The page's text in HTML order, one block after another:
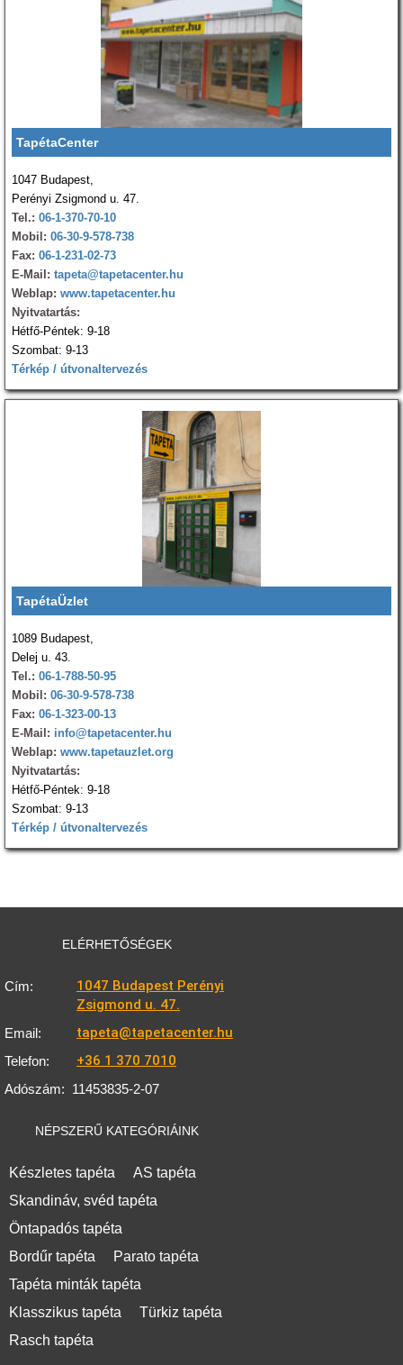
TapétaCenter
1047 Budapest,
Perényi Zsigmond u. 47.
Tel.: 06-1-370-70-10
Mobil: 06-30-9-578-738
Fax: 06-1-231-02-73
E-Mail: tapeta@tapetacenter.hu
Weblap: www.tapetacenter.hu
Nyitvatartás:
Hétfő-Péntek: 9-18
Szombat: 9-13
Térkép / útvonaltervezés
TapétaÜzlet
1089 Budapest,
Delej u. 43.
Tel.: 06-1-788-50-95
Mobil: 06-30-9-578-738
Fax: 06-1-323-00-13
E-Mail: info@tapetacenter.hu
Weblap: www.tapetauzlet.org
Nyitvatartás:
Hétfő-Péntek: 9-18
Szombat: 9-13
Térkép / útvonaltervezés
ELÉRHETŐSÉGEK
Cím:
1047 Budapest Perényi
Zsigmond u. 47.
Email: tapeta@tapetacenter.hu
Telefon: +36 1 370 7010
Adószám: 11453835-2-07
NÉPSZERŰ KATEGÓRIÁINK
Készletes tapéta
AS tapéta
Skandináv, svéd tapéta
Öntapadós tapéta
Bordűr tapéta
Parato tapéta
Tapéta minták tapéta
Klasszikus tapéta
Türkiz tapéta
Rasch tapéta